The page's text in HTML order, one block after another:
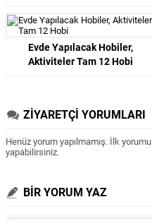
Evde Yapılacak Hobiler,
Aktiviteler Tam 12 Hobi
ZİYARETÇİ YORUMLARI
Henüz yorum yapılmamış. İlk
yapabilirsiniz.
BİR YORUM YAZ